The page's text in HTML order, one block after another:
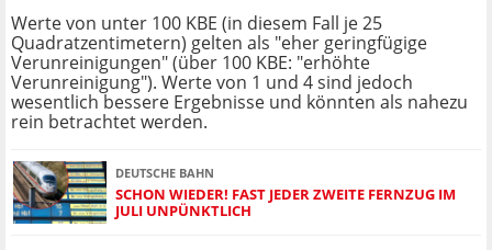
Werte von unter 100 KBE (in diesem Fall je 25
Quadratzentimetern) gelten als "eher geringfügige
Verunreinigungen" (über 100 KBE: "erhöhte
Verunreinigung"). Werte von 1 und 4 sind jedoch
wesentlich bessere Ergebnisse und könnten als nahezu
rein betrachtet werden.
DEUTSCHE BAHN
SCHON WIEDER! FAST JEDER ZWEITE FERNZUG IM
JULI UNPÜNKTLICH